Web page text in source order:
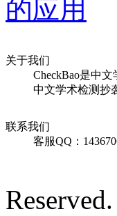
的应用
关于我们
CheckBao是中
中文学术检测抄
联系我们
客服QQ：
Reserved.